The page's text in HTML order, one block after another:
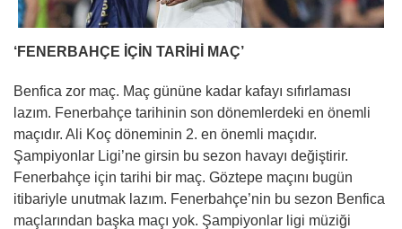
‘FENERBAHÇE İÇİN TARİHİ MAÇ’
Benfica zor maç. Maç gününe kadar kafayı sıfırlaması
lazım. Fenerbahçe tarihinin son dönemlerdeki en önemli
maçıdır. Ali Koç döneminin 2. en önemli maçıdır.
Şampiyonlar Ligi’ne girsin bu sezon havayı değiştirir.
Fenerbahçe için tarihi bir maç. Göztepe maçını bugün
itibariyle unutmak lazım. Fenerbahçe’nin bu sezon Benfica
maçlarından başka maçı yok. Şampiyonlar ligi müziği